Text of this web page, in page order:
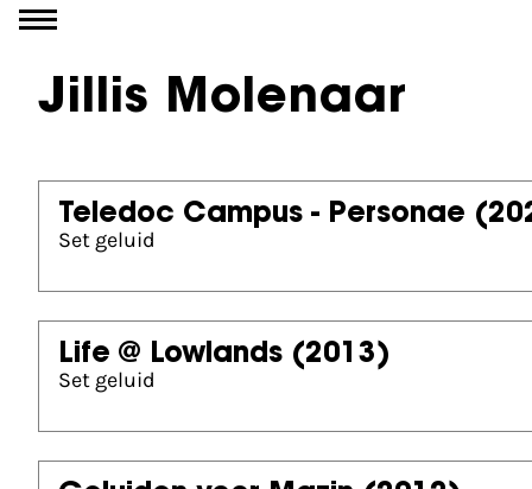
Ga naar inhoud
Jillis Molenaar
Teledoc Campus - Personae
Set geluid
Life @ Lowlands (2013)
Set geluid